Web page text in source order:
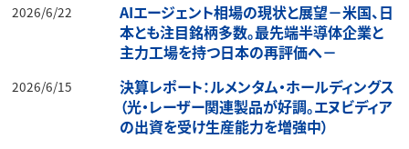
2026/6/22
AIエージェント相場の現状と展望－米国、日
本とも注目銘柄多数。最先端半導体企業と
主力工場を持つ日本の再評価へ－
2026/6/15
決算レポート：ルメンタム・ホールディングス
（光・レーザー関連製品が好調。エヌビディア
の出資を受け生産能力を増強中）